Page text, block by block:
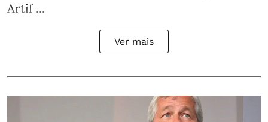
Artif ...
Ver mais